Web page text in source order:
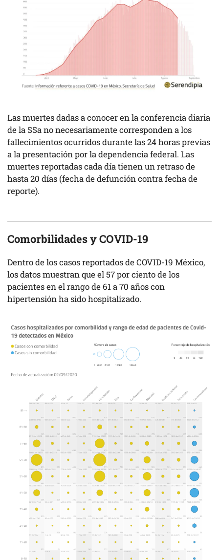
Las muertes dadas a conocer en la conferencia diaria
de la SSa no necesariamente corresponden a los
fallecimientos ocurridos durante las 24 horas previas
a la presentación por la dependencia federal. Las
muertes reportadas cada día tienen un retraso de
hasta 20 días (fecha de defunción contra fecha de
reporte).
Comorbilidades y COVID-19
Dentro de los casos reportados de COVID-19 México,
los datos muestran que el 57 por ciento de los
pacientes en el rango de 61 a 70 años con
hipertensión ha sido hospitalizado.